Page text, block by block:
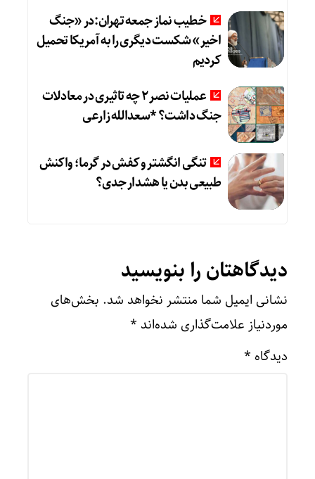
خطیب نماز جمعه تهران:در «جنگ
اخیر» شکست دیگری را به آمریکا تحمیل
کردیم
عملیات نصر ۲ چه تاثیری در معادلات
جنگ داشت؟ *سعدالله زارعی
تنگی انگشتر و کفش در گرما؛ واکنش
طبیعی بدن یا هشدار جدی؟
دیدگاهتان را بنویسید
نشانی ایمیل شما منتشر نخواهد شد. بخش‌های
موردنیاز علامت‌گذاری شده‌اند *
دیدگاه *